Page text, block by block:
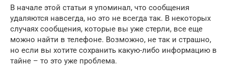
В начале этой статьи я упоминал, что сообщения
удаляются навсегда, но это не всегда так. В некоторых
случаях сообщения, которые вы уже стерли, все еще
можно найти в телефоне. Возможно, не так и страшно,
но если вы хотите сохранить какую-либо информацию в
тайне – то это уже проблема.